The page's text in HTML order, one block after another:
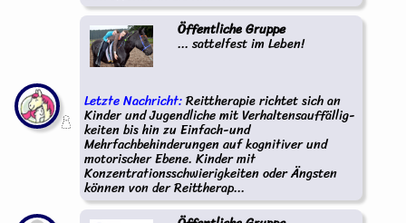
Öffentliche Gruppe
... sattelfest im Leben!
Letzte Nachricht:Reittherapie richtet sich an
Kinder und Jugendliche mit Verhaltensauffällig-
keiten bis hin zu Einfach-und
Mehrfachbehinderungen auf kognitiver und
motorischer Ebene. Kinder mit
Konzentrationsschwierigkeiten oder Ängsten
können von der Reittherap...